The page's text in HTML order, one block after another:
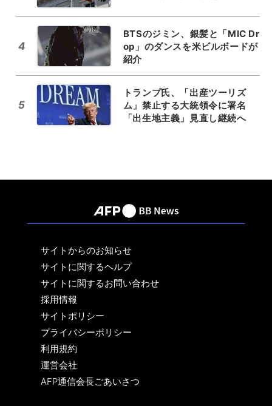
4
BTSのジミン、銀髪と「MIC Dr
op」のダンスを米ビルボードが
紹介
5
トランプ氏、「出産ツーリズ
ム」禁止する大統領令に署名
「出生地主義」見直し継続へ
サイトからのお知らせ
サイトに関するヘルプ
サイトに関するお問い合わせ
採用情報
サイトポリシー
プライバシーポリシー
利用規約
運営会社
AFP通信会長ごあいさつ